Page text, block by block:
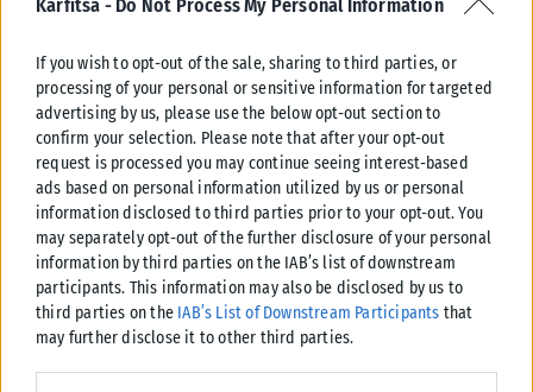
Karfitsa - Do Not Process My Personal Information
If you wish to opt-out of the sale, sharing to third parties, or
processing of your personal or sensitive information for targeted
advertising by us, please use the below opt-out section to
confirm your selection. Please note that after your opt-out
request is processed you may continue seeing interest-based
ads based on personal information utilized by us or personal
information disclosed to third parties prior to your opt-out. You
may separately opt-out of the further disclosure of your personal
information by third parties on the IAB’s list of downstream
participants. This information may also be disclosed by us to
third parties on the IAB’s List of Downstream Participants that
may further disclose it to other third parties.
Please note that this website/app uses one or more Google
δολοφονία Ουκρανή πρόσφυγας
Σχετικά Άρθρα